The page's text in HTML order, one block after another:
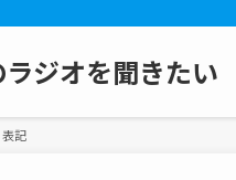
ジオを聞きたい
記